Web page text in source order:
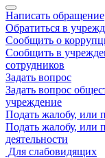
Написать обращение
Обратиться в
Сообщить о
Сообщить в
сотрудников
Задать вопрос
Задать вопрос
учреждение
Подать жалобу, или
Подать жалобу, или
деятельности
Для слабовидящих